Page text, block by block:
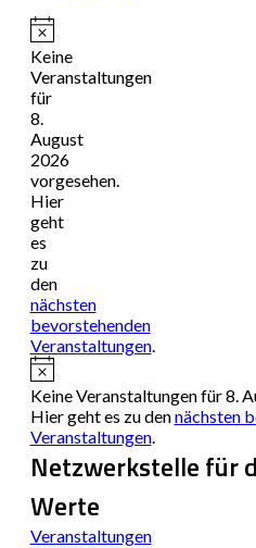
Hinweis
Keine
Veranstaltungen
für
8.
August
2026
vorgesehen.
Hier
geht
es
zu
den
nächsten
bevorstehenden
Veranstaltungen.
Hinweis
Keine Veranstaltungen für 8.
Hier geht es zu dennächsten
Veranstaltungen.
Netzwerkstelle für
Werte
Veranstaltungen